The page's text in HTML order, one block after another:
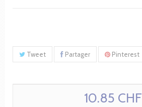
Tweet Partager Pinterest
10.85 CHF